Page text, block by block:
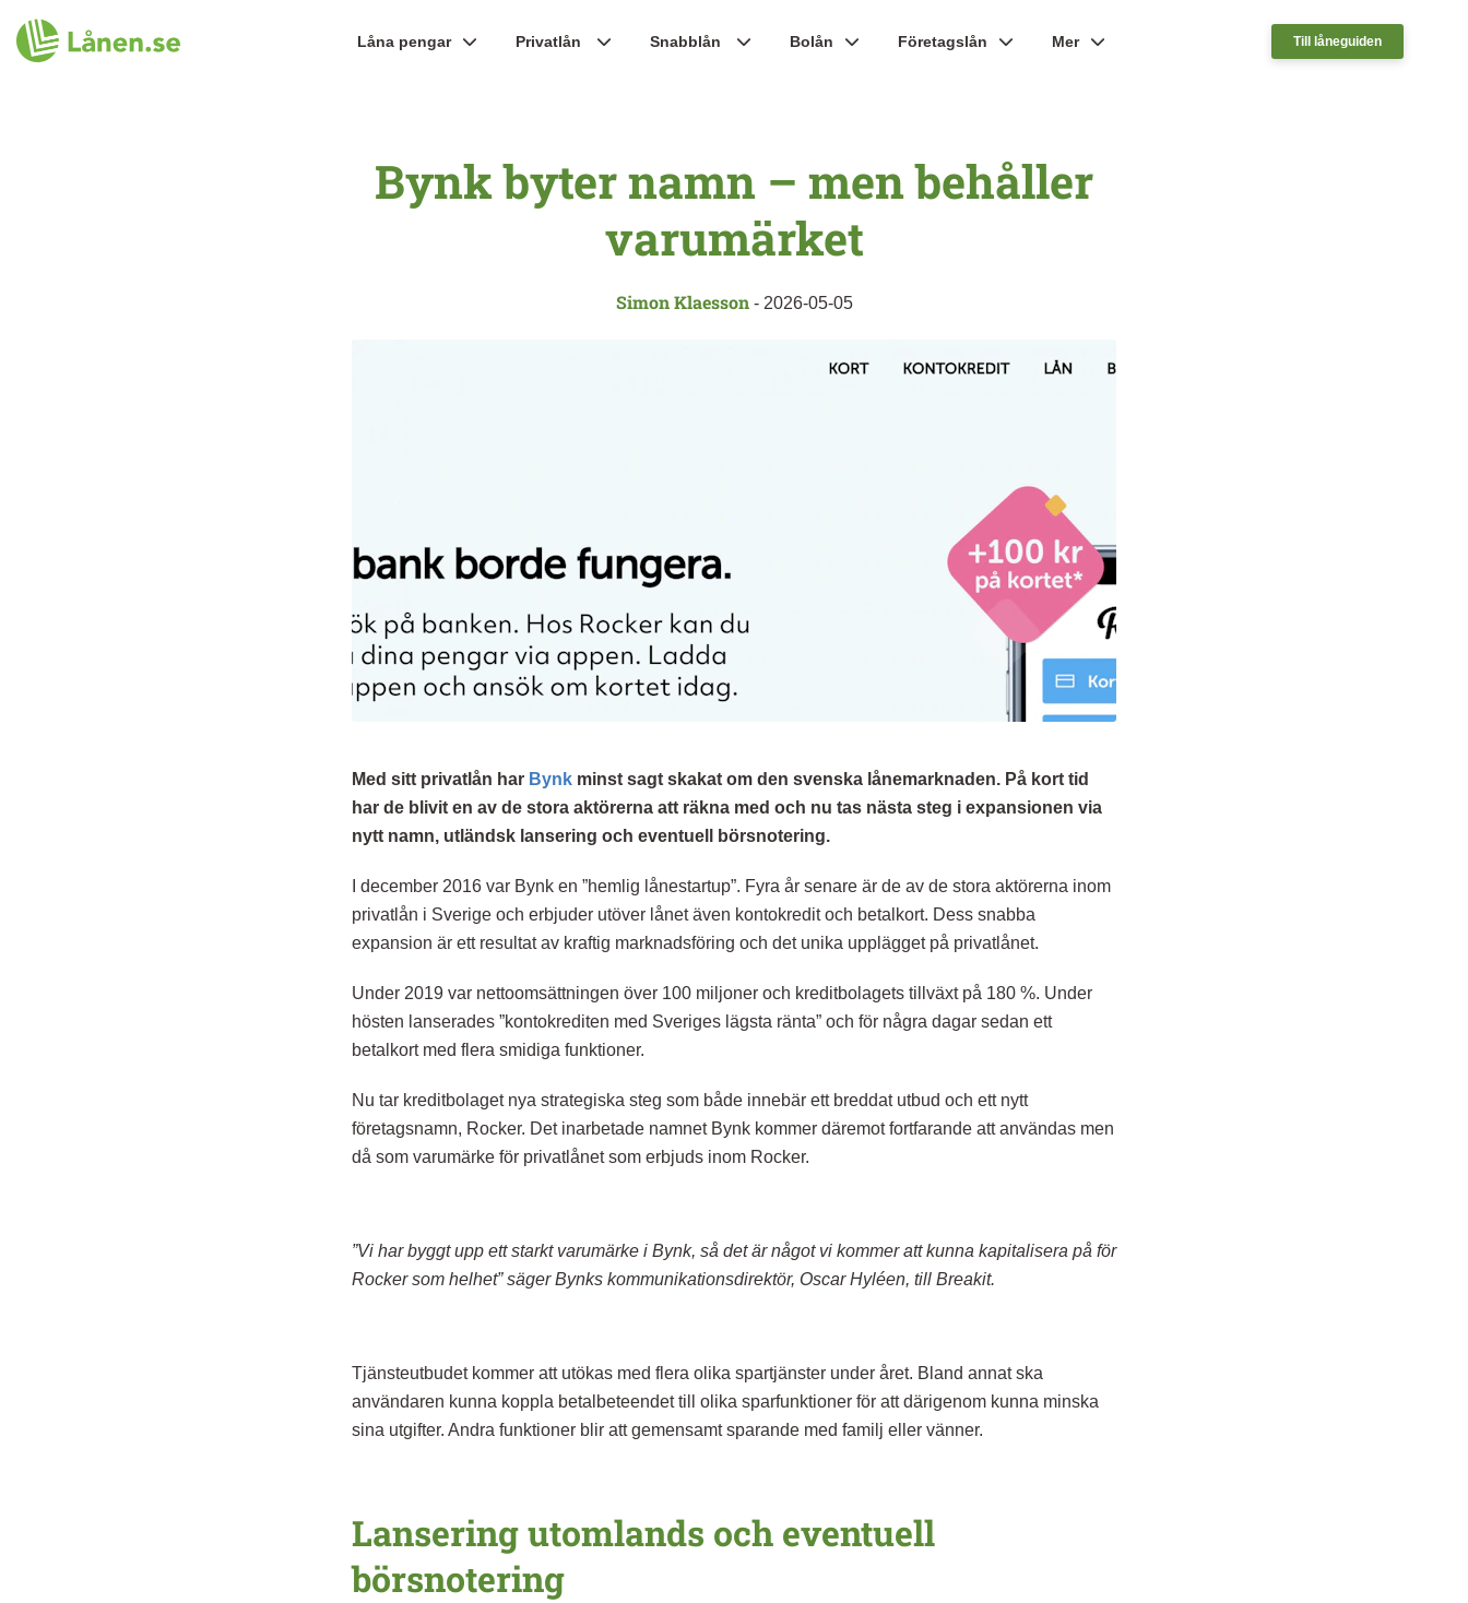
Låna pengar Privatlån Snabblån Bolån Företagslån Mer Till låneguiden
Bynk byter namn – men behåller
varumärket
Simon Klaesson- 2026-05-05
Med sitt privatlån har Bynk minst sagt skakat om den svenska lånemarknaden. På kort tid
har de blivit en av de stora aktörerna att räkna med och nu tas nästa steg i expansionen via
nytt namn, utländsk lansering och eventuell börsnotering.
I december 2016 var Bynk en ”hemlig lånestartup”. Fyra år senare är de av de stora aktörerna inom
privatlån i Sverige och erbjuder utöver lånet även kontokredit och betalkort. Dess snabba
expansion är ett resultat av kraftig marknadsföring och det unika upplägget på privatlånet.
Under 2019 var nettoomsättningen över 100 miljoner och kreditbolagets tillväxt på 180 %. Under
hösten lanserades ”kontokrediten med Sveriges lägsta ränta” och för några dagar sedan ett
betalkort med flera smidiga funktioner.
Nu tar kreditbolaget nya strategiska steg som både innebär ett breddat utbud och ett nytt
företagsnamn, Rocker. Det inarbetade namnet Bynk kommer däremot fortfarande att användas men
då som varumärke för privatlånet som erbjuds inom Rocker.
”Vi har byggt upp ett starkt varumärke i Bynk, så det är något vi kommer att kunna kapitalisera på för
Rocker som helhet” säger Bynks kommunikationsdirektör, Oscar Hyléen, till Breakit.
Tjänsteutbudet kommer att utökas med flera olika spartjänster under året. Bland annat ska
användaren kunna koppla betalbeteendet till olika sparfunktioner för att därigenom kunna minska
sina utgifter. Andra funktioner blir att gemensamt sparande med familj eller vänner.
Lansering utomlands och eventuell
börsnotering